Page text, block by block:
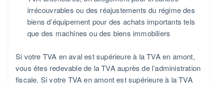
irrécouvrables ou des réajustements du régime des
biens d’équipement pour des achats importants tels
que des machines ou des biens immobiliers
Si votre TVA en aval est supérieure à la TVA en amont,
vous êtes redevable de la TVA auprès de l’administration
fiscale. Si votre TVA en amont est supérieure à la TVA